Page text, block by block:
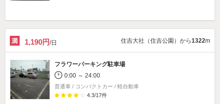
1,190円/日 住吉大社（住吉公園）から1322m
フラワーパーキング駐車場
0:00 ～ 24:00
普通車 / コンパクトカー / 軽自動車
4.3/17件